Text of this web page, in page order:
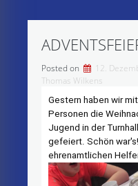
Posted on 12.
Thomas Wilkens
Gestern haben wir
Personen die
Jugend in der
gefeiert. Schön
ehrenamtlichen